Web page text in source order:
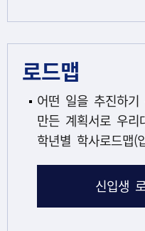
로드맵
어떤 일을 추진하
만든 계획서로 우리
학년별 학사로드맵(
신입생